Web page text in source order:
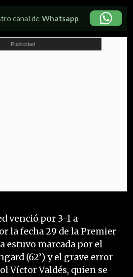
canal de Whatsapp
venció por 3-1 a
la fecha 29 de la Premier
estuvo marcada por el
(62’) y el grave error
Víctor Valdés, quien se